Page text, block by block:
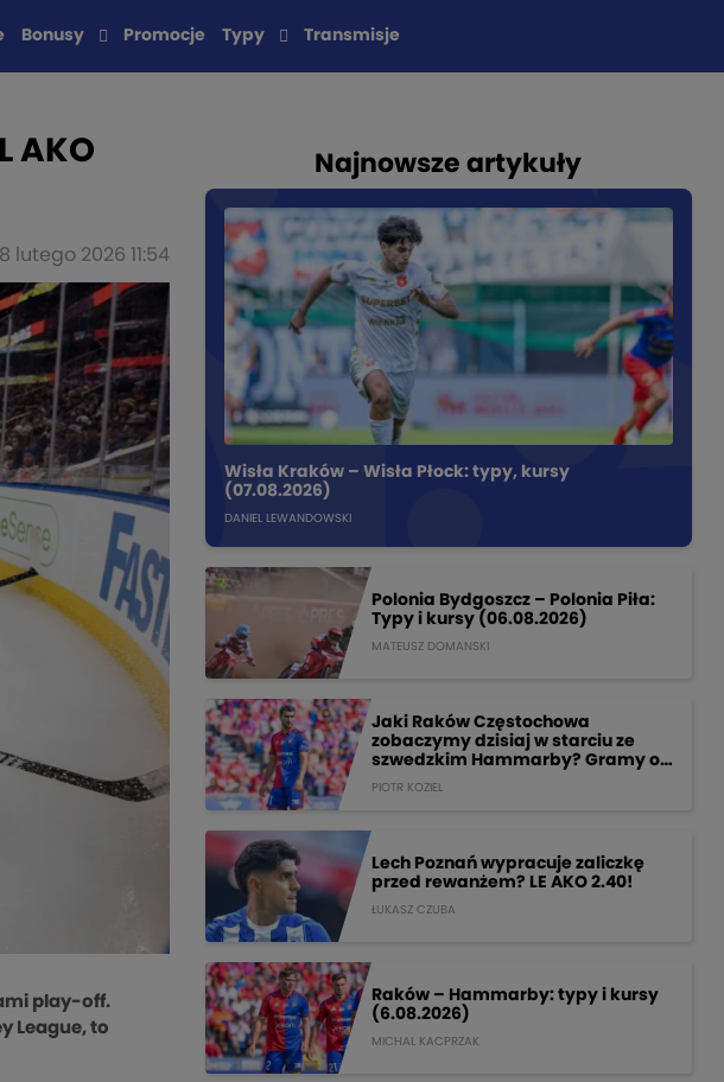
Bonusy Promocje Typy Transmisje
AKO
lutego 2026 11:54
play-off.
League, to
Najnowsze artykuły
Wisła Kraków – Wisła Płock: typy, kursy
(07.08.2026)
DANIEL LEWANDOWSKI
Polonia Bydgoszcz – Polonia Piła:
Typy i kursy (06.08.2026)
MATEUSZ DOMANSKI
Jaki Raków Częstochowa
zobaczymy dzisiaj w starciu ze
szwedzkim Hammarby? Gramy o
PIOTR KOZIEL
Lech Poznań wypracuje zaliczkę
przed rewanżem? LE AKO 2.40!
ŁUKASZ CZUBA
Raków – Hammarby: typy i kursy
(6.08.2026)
MICHAL KACPRZAK